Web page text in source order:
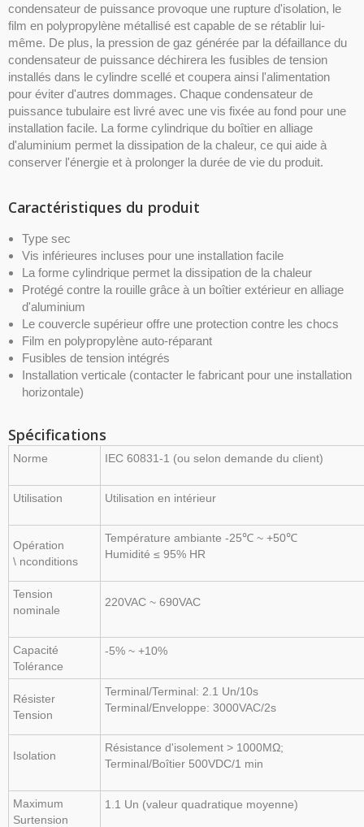
condensateur de puissance provoque une rupture d'isolation, le
film en polypropylène métallisé est capable de se rétablir lui-
même. De plus, la pression de gaz générée par la défaillance du
condensateur de puissance déchirera les fusibles de tension
installés dans le cylindre scellé et coupera ainsi l'alimentation
pour éviter d'autres dommages. Chaque condensateur de
puissance tubulaire est livré avec une vis fixée au fond pour une
installation facile. La forme cylindrique du boîtier en alliage
d'aluminium permet la dissipation de la chaleur, ce qui aide à
conserver l'énergie et à prolonger la durée de vie du produit.
Caractéristiques du produit
Type sec
Vis inférieures incluses pour une installation facile
La forme cylindrique permet la dissipation de la chaleur
Protégé contre la rouille grâce à un boîtier extérieur en alliage
d'aluminium
Le couvercle supérieur offre une protection contre les chocs
Film en polypropylène auto-réparant
Fusibles de tension intégrés
Installation verticale (contacter le fabricant pour une installation
horizontale)
Spécifications
Norme IEC 60831-1 (ou selon demande du client)
Utilisation Utilisation en intérieur
Opération
\ nconditions
Température ambiante -25℃ ~ +50℃
Humidité ≤ 95% HR
Tension
nominale
220VAC ~ 690VAC
Capacité
Tolérance
-5% ~ +10%
Résister
Tension
Terminal/Terminal: 2.1 Un/10s
Terminal/Enveloppe: 3000VAC/2s
Isolation
Résistance d'isolement > 1000MΩ;
Terminal/Boîtier 500VDC/1 min
Maximum
Surtension
1.1 Un (valeur quadratique moyenne)